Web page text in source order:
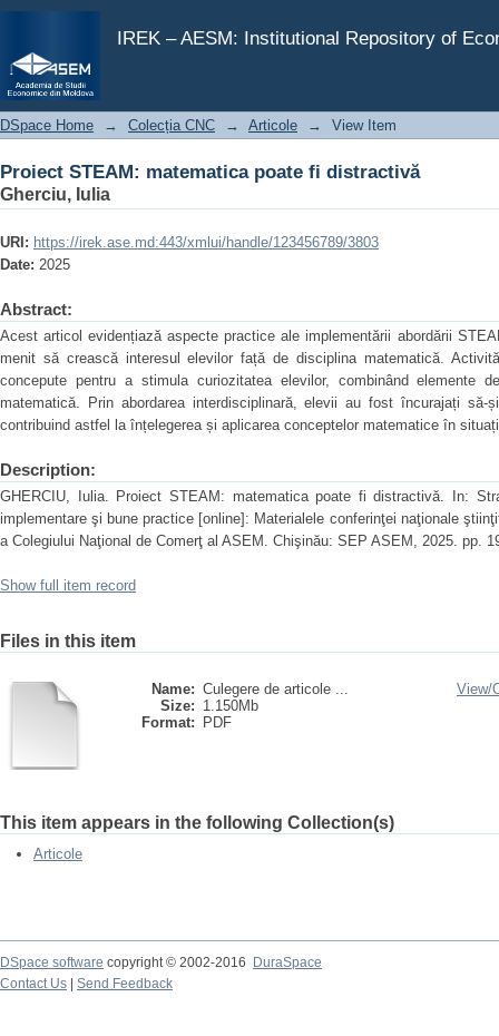
IREK – AESM: Institutional Repository of
Proiect STEAM: matematica poate fi distractivă
DSpace Home → Colecția CNC → Articole → View Item
Proiect STEAM: matematica poate fi distractivă
Gherciu, Iulia
URI: https://irek.ase.md:443/xmlui/handle/123456789/3803
Date: 2025
Abstract:
Acest articol evidențiază aspecte practice ale implementării abordării
menit să crească interesul elevilor față de disciplina matematică.
concepute pentru a stimula curiozitatea elevilor, combinând elemente
matematică. Prin abordarea interdisciplinară, elevii au fost încurajați
contribuind astfel la înțelegerea și aplicarea conceptelor matematice în
Description:
GHERCIU, Iulia. Proiect STEAM: matematica poate fi distractivă. In:
implementare şi bune practice [online]: Materialele conferinţei naţionale
a Colegiului Naţional de Comerţ al ASEM. Chişinău: SEP ASEM, 2025. pp.
Show full item record
Files in this item
Name: Culegere de articole ...
Size: 1.150Mb
Format:
PDF
View/
This item appears in the following Collection(s)
Articole
DSpace software copyright © 2002-2016
DuraSpace
Contact Us
Send Feedback